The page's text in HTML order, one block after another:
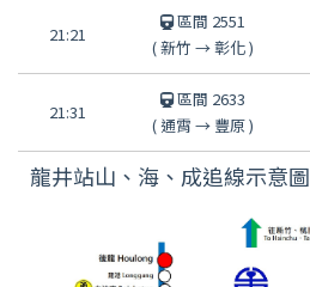
21:21
區間 2551
(新竹 →彰化)
21:31
區間 2633
(通霄 → 豐原)
龍井站山、海、成追線示意圖